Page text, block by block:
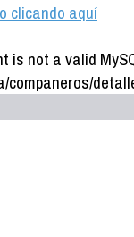
clicando aquí
is not a valid